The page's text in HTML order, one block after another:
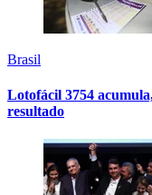
Brasil
Lotofácil 3754
resultado